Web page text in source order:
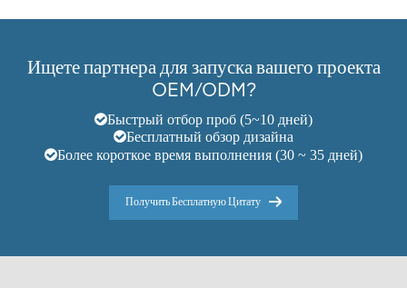
Ищете партнера для запуска вашего проекта
OEM/ODM?
Быстрый отбор проб (5~10 дней)
Бесплатный обзор дизайна
Более короткое время выполнения (30 ~ 35 дней)
Получить Бесплатную Цитату